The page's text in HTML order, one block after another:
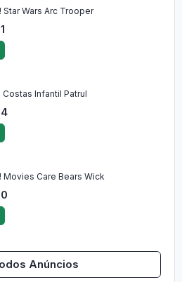
Star Wars Arc Trooper
Infantil Patrul
Movies Care Bears Wick
Anúncios